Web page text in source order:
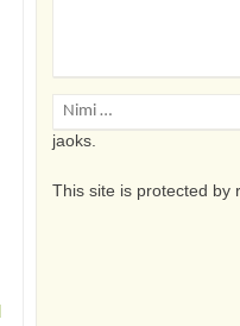
Salvesta minu nimi,
jaoks.
This site is protected by